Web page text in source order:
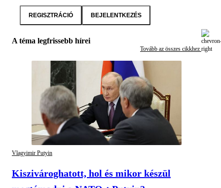
REGISZTRÁCIÓ BEJELENTKEZÉS
A téma legfrissebb hírei
Tovább az összes cikkhez
Vlagyimir Putyin
Kiszivároghatott, hol és mikor készül